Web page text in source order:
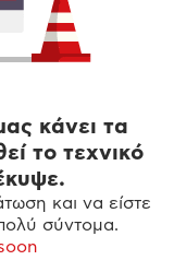
κάνει τα
το τεχνικό
και να είστε
σύντομα.